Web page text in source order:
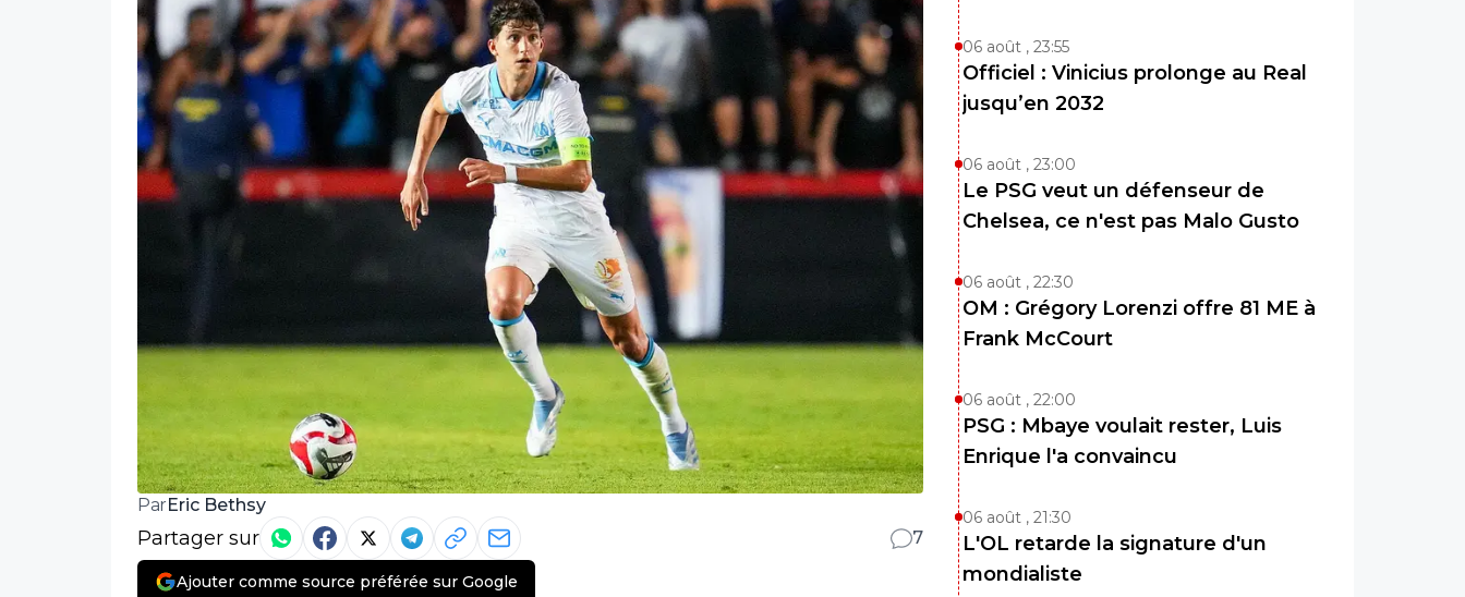
ParEric Bethsy
Partager sur 7
Ajouter comme source préférée sur Google
06 août , 23:55
Officiel : Vinicius prolonge au Real
jusqu’en 2032
06 août , 23:00
Le PSG veut un défenseur de
Chelsea, ce n'est pas Malo Gusto
06 août , 22:30
OM : Grégory Lorenzi offre 81 ME à
Frank McCourt
06 août , 22:00
PSG : Mbaye voulait rester, Luis
Enrique l'a convaincu
06 août , 21:30
L'OL retarde la signature d'un
mondialiste